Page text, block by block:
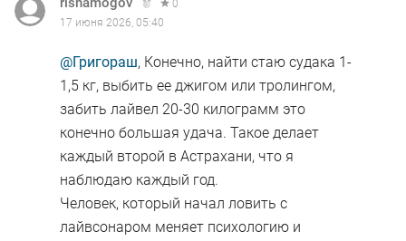
0
17 июня 2026, 05:40
@Григораш, Конечно, найти стаю судака 1-
1,5 кг, выбить ее джигом или тролингом,
забить лайвел 20-30 килограмм это
конечно большая удача. Такое делает
каждый второй в Астрахани, что я
наблюдаю каждый год.
Человек, который начал ловить с
лайвсонаром меняет психологию и